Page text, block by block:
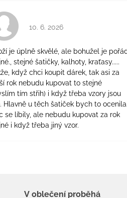
Hodnocení obchodu je 4 z 5
10. 6. 2026
je úplně skvělé, ale bohužel je pořád
stejné šatičky, kalhoty, kraťasy.....
když chci koupit dárek, tak asi za
rok nebudu kupovat to stejné
tím střih) i když třeba vzory jsou
Hlavně u těch šatiček bych to ocenila.
se líbily, ale nebudu kupovat za rok
i když třeba jiný vzor.
V oblečení proběhá